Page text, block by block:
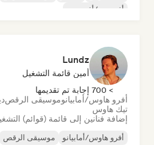
أفروبيت/أفروبوب
Lundz
أمين قائمة التشغيل
> 700 إجابة تم تقديمها
أفرو هاوس/أمابيانوموسيقى الرقص
تيك هاوس
إضافة فنانين إلى قائمة (قوائم)
أفرو هاوس/أمابيانو موسيقى الرقص